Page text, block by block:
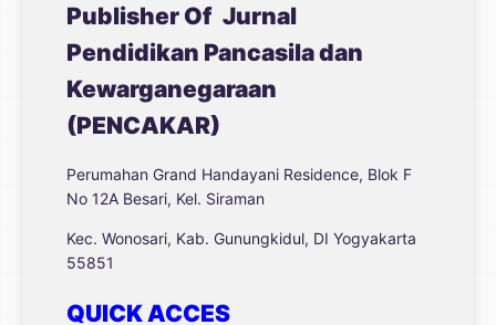
Publisher Of Jurnal
Pendidikan Pancasila dan
Kewarganegaraan
(PENCAKAR)
Perumahan Grand Handayani Residence, Blok F
No 12A Besari, Kel. Siraman
Kec. Wonosari, Kab. Gunungkidul, DI Yogyakarta
55851
QUICK ACCES